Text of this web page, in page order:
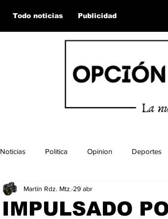
Todo noticias Publicidad
Noticias Politica Opinion Deportes
IMPULSADO
Martín Rdz. Mtz. 29 abr